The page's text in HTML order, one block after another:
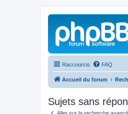
Raccourcis FAQ
Accueil du forum
Sujets sans
Aller sur la recherche